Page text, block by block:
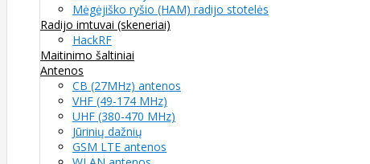
Mėgėjiško ryšio (HAM) radijo stotelės
Radijo imtuvai (skeneriai)
HackRF
Maitinimo šaltiniai
Antenos
CB (27MHz) antenos
VHF (49-174 MHz)
UHF (380-470 MHz)
Jūrinių dažnių
GSM LTE antenos